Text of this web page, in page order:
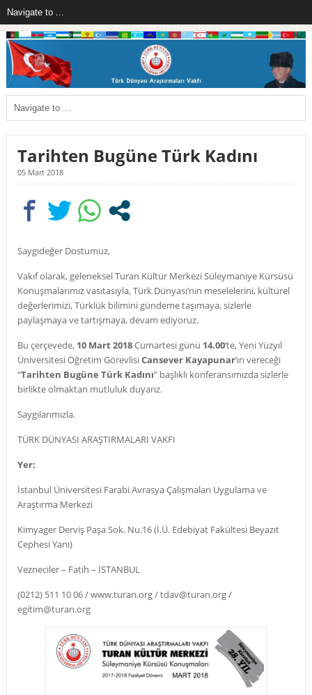
Tarihten Bugüne Türk Kadını
05 Mart 2018
Saygıdeğer Dostumuz,
Vakıf olarak, geleneksel Turan Kültür Merkezi Süleymaniye Kürsüsü
Konuşmalarımız vasıtasıyla, Türk Dünyası’nın meselelerini, kültürel
değerlerimizi, Türklük bilimini gündeme taşımaya, sizlerle
paylaşmaya ve tartışmaya, devam ediyoruz.
Bu çerçevede, 10 Mart 2018Cumartesi günü 14.00’te, Yeni Yüzyıl
Üniversitesi Öğretim GörevlisiCansever Kayapunar’ın vereceği
“Tarihten Bugüne Türk Kadını” başlıklı konferansımızda sizlerle
birlikte olmaktan mutluluk duyarız.
Saygılarımızla.
TÜRK DÜNYASI ARAŞTIRMALARI VAKFI
Yer:
İstanbul Üniversitesi Farabi Avrasya Çalışmaları Uygulama ve
Araştırma Merkezi
Kimyager Derviş Paşa Sok. Nu.16 (İ.Ü. Edebiyat Fakültesi Beyazıt
Cephesi Yanı)
Vezneciler – Fatih – İSTANBUL
(0212) 511 10 06 / www.turan.org / tdav@turan.org /
egitim@turan.org